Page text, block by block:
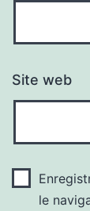
Site web
le